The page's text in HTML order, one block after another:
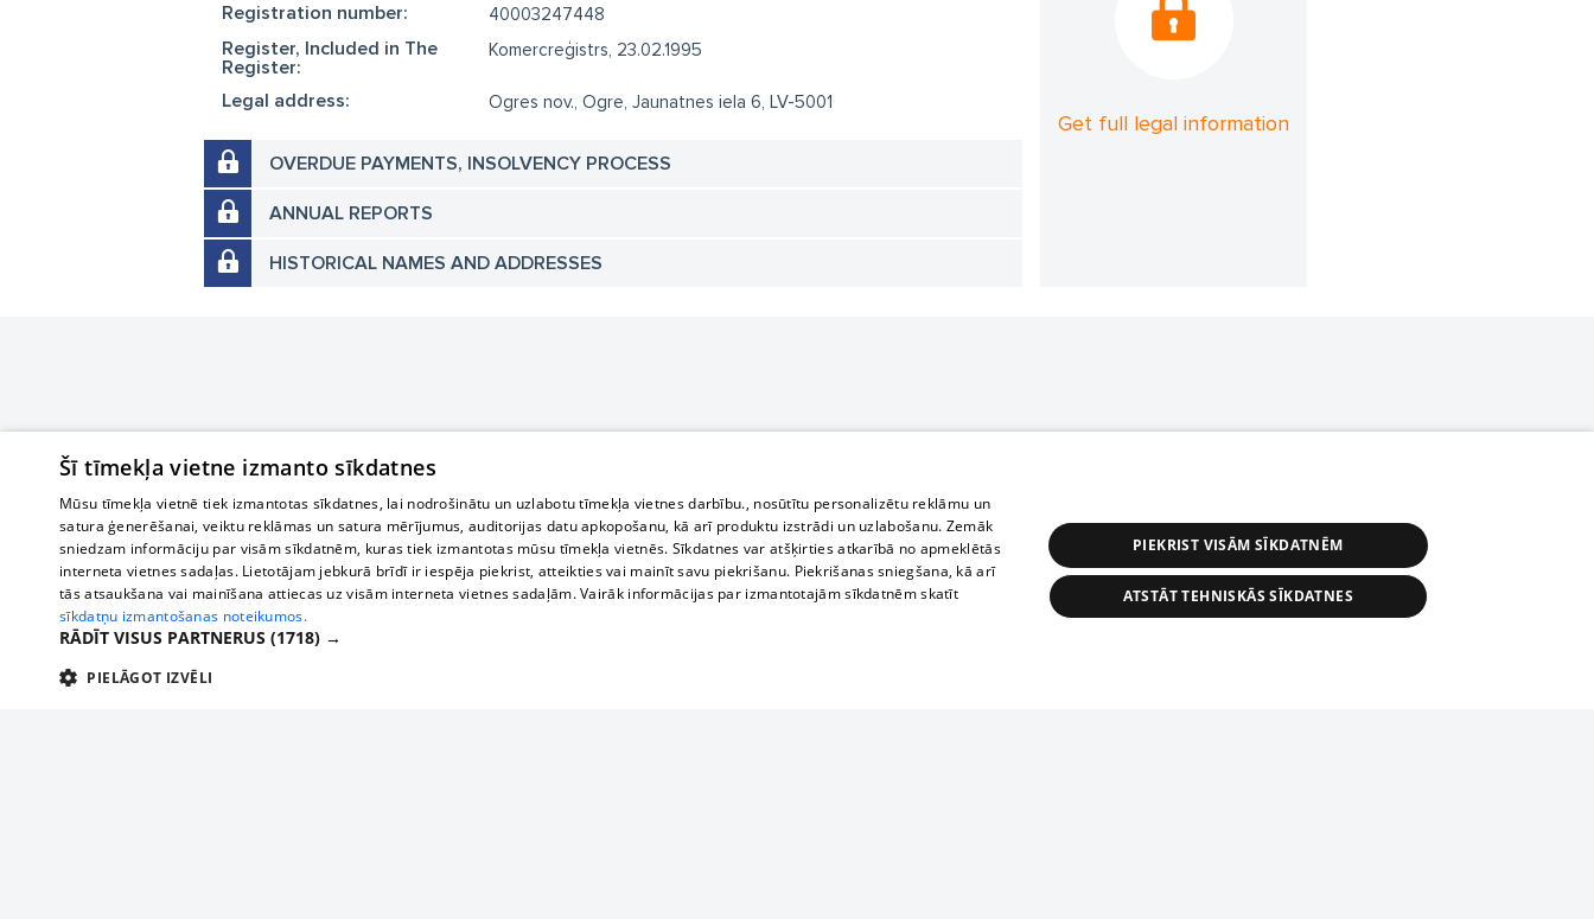
Registration number: 40003247448
Register, Included in The
Register:
Komercreģistrs, 23.02.1995
Legal address: Ogres nov., Ogre, Jaunatnes iela 6, LV-5001
OVERDUE PAYMENTS, INSOLVENCY PROCESS
ANNUAL REPORTS
HISTORICAL NAMES AND ADDRESSES
Get full legal information
Šī tīmekļa vietne izmanto sīkdatnes
Mūsu tīmekļa vietnē tiek izmantotas sīkdatnes, lai nodrošinātu un uzlabotu tīmekļa vietnes darbību., nosūtītu personalizētu reklāmu un
satura ģenerēšanai, veiktu reklāmas un satura mērījumus, auditorijas datu apkopošanu, kā arī produktu izstrādi un uzlabošanu. Zemāk
sniedzam informāciju par visām sīkdatnēm, kuras tiek izmantotas mūsu tīmekļa vietnēs. Sīkdatnes var atšķirties atkarībā no apmeklētās
interneta vietnes sadaļas. Lietotājam jebkurā brīdī ir iespēja piekrist, atteikties vai mainīt savu piekrišanu. Piekrišanas sniegšana, kā arī
tās atsaukšana vai mainīšana attiecas uz visām interneta vietnes sadaļām. Vairāk informācijas par izmantotajām sīkdatnēm skatīt
sīkdatņu izmantošanas noteikumos.
RĀDĪT VISUS PARTNERUS (1718) →
PIELĀGOT IZVĒLI
PIEKRIST VISĀM SĪKDATNĒM
ATSTĀT TEHNISKĀS SĪKDATNES